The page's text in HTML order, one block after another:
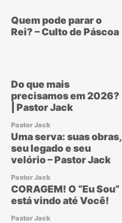
Quem pode parar o
Rei? – Culto de Páscoa
Do que mais
precisamos em 2026?
| Pastor Jack
Pastor Jack
Uma serva: suas obras,
seu legado e seu
velório – Pastor Jack
Pastor Jack
CORAGEM! O “Eu Sou”
está vindo até Você!
Pastor Jack